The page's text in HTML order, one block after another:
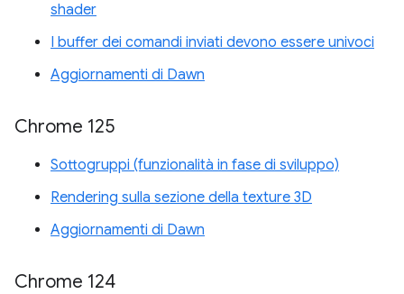
shader
I buffer dei comandi inviati devono essere univoci
Aggiornamenti di Dawn
Chrome 125
Sottogruppi (funzionalità in fase di sviluppo)
Rendering sulla sezione della texture 3D
Aggiornamenti di Dawn
Chrome 124